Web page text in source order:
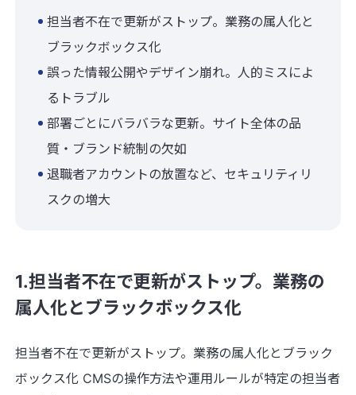
担当者不在で更新がストップ。業務の属人化と
ブラックボックス化
誤った情報公開やデザイン崩れ。人的ミスによ
るトラブル
部署ごとにバラバラな更新。サイト全体の品
質・ブランド統制の欠如
退職者アカウントの放置など、セキュリティリ
スクの増大
1.担当者不在で更新がストップ。業務の
属人化とブラックボックス化
担当者不在で更新がストップ。業務の属人化とブラック
ボックス化 CMSの操作方法や運用ルールが特定の担当者